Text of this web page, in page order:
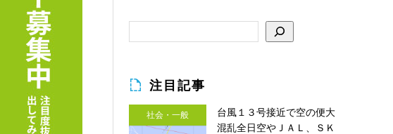
注目記事
社会・一般
台風１３号接近で空の便大
混乱全日空やＪＡＬ、ＳＫ